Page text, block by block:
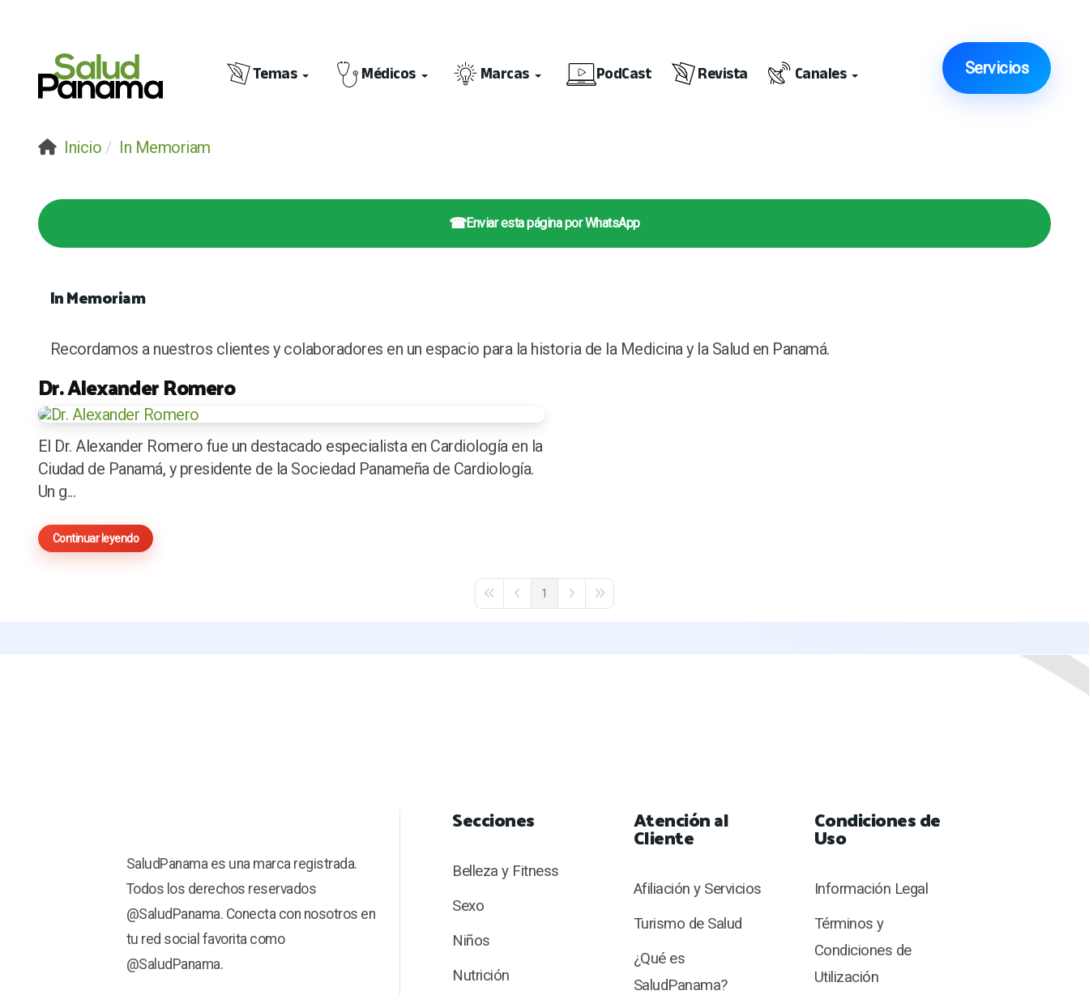
Temas Médicos Marcas PodCast Revista Canales Servicios
Inicio In Memoriam
☎Enviar esta página por WhatsApp
In Memoriam
Recordamos a nuestros clientes y colaboradores en un espacio para la historia de la Medicina y la Salud en Panamá.
Dr. Alexander Romero
El Dr. Alexander Romero fue un destacado especialista en Cardiología en la
Ciudad de Panamá, y presidente de la Sociedad Panameña de Cardiología.
Un g...
Continuar leyendo
First PagePrevious Page
1
Next PageLast Page
SaludPanama es una marca registrada.
Todos los derechos reservados
@SaludPanama. Conecta con nosotros en
tu red social favorita como
@SaludPanama.
Secciones
Belleza y Fitness
Sexo
Niños
Nutrición
Atención al
Cliente
Afiliación y Servicios
Turismo de Salud
¿Qué es
SaludPanama?
Condiciones de
Uso
Información Legal
Términos y
Condiciones de
Utilización